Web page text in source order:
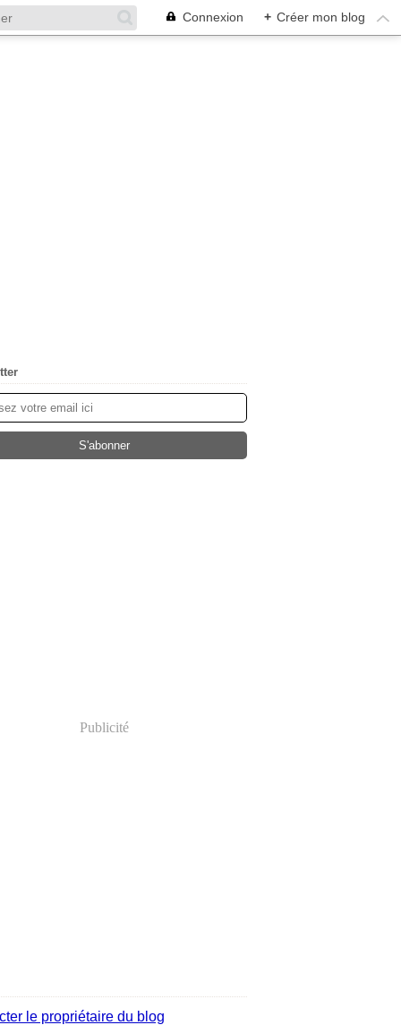
Connexion + Créer mon blog
Publicité
le propriétaire du blog